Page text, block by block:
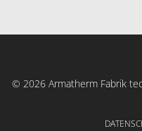
© 2026 Armatherm Fabrik